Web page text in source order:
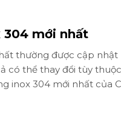
304 mới nhất
thường được cập
có thể thay đổi tùy
inox 304 mới nhất của